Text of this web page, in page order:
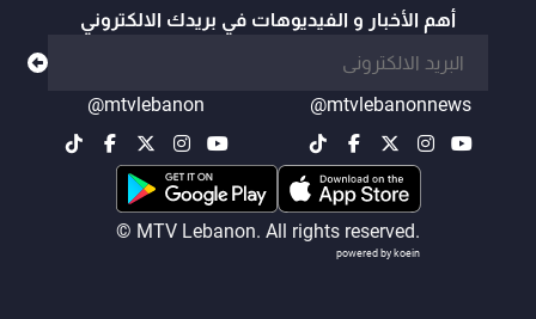
أهم الأخبار و الفيديوهات في بريدك الالكتروني
@mtvlebanonnews
@mtvlebanon
© MTV Lebanon. All rights reserved.
powered by koein